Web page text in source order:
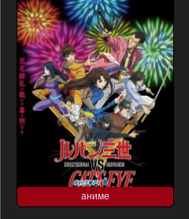
аниме